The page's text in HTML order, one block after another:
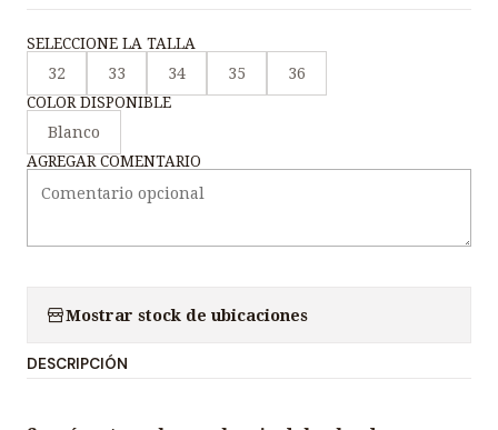
SELECCIONE LA TALLA
32
33 34 35
36
COLOR DISPONIBLE
Blanco
AGREGAR COMENTARIO
Mostrar stock de ubicaciones
DESCRIPCIÓN